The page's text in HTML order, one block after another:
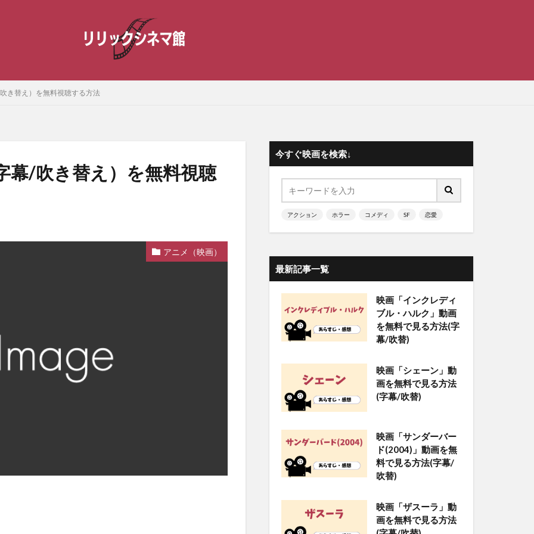
き替え）を無料視聴する方法
幕/吹き替え）を無料視聴
アニメ（映画）
今すぐ映画を検索↓
アクション ホラー コメディ SF 恋愛
最新記事一覧
映画「インクレディ
ブル・ハルク」動画
を無料で見る方法(字
幕/吹替)
映画「シェーン」動
画を無料で見る方法
(字幕/吹替)
映画「サンダーバー
ド(2004)」動画を無
料で見る方法(字幕/
吹替)
映画「ザスーラ」動
画を無料で見る方法